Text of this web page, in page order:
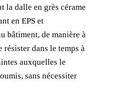
la dalle en grès cérame
en EPS et
bâtiment, de manière à
résister dans le temps à
auxquelles le
sans nécessiter